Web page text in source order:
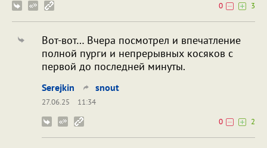
0
3
Вот-вот… Вчера посмотрел и впечатление
полной пурги и непрерывных косяков с
первой до последней минуты.
Serejkin snout
27.06.25
11:34
0
2